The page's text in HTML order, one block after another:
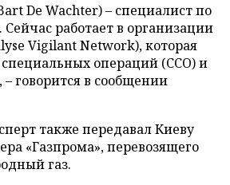
De Wachter) – специалист по
работает в организации
Vigilant Network), которая
специальных операций (ССО) и
говорится в сообщении
также передавал Киеву
«Газпрома», перевозящего
газ.